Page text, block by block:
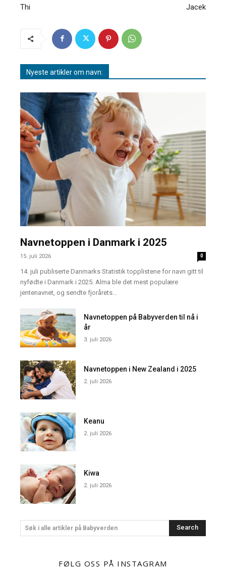
Thi Jacek
Nyeste artikler om navn:
Navnetoppen i Danmark i 2025
15. juli 2026 0
14. juli publiserte Danmarks Statistik topplistene for navn gitt til
nyfødte i Danmark i 2025. Alma ble det mest populære
jentenavnet, og sendte fjorårets...
Navnetoppen på Babyverden til nå i
år
3. juli 2026
Navnetoppen i New Zealand i 2025
2. juli 2026
Keanu
2. juli 2026
Kiwa
2. juli 2026
Søk i alle artikler på Babyverden Search
FØLG OSS PÅ INSTAGRAM